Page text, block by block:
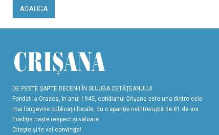
ADAUGA
DE PESTE ŞAPTE DECENII ÎN SLUJBA CETĂŢEANULUI
Fondat la Oradea, în anul 1945, cotidianul Crişana este una dintre cele
mai longevive publicaţii locale, cu o apariţie neîntreruptă de 81 de ani.
Tradiţia naşte respect şi valoare.
Citeşte şi te vei convinge!